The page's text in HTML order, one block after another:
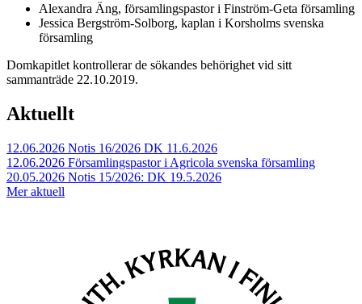
Alexandra Äng, församlingspastor i Finström-Geta församling
Jessica Bergström-Solborg, kaplan i Korsholms svenska
församling
Domkapitlet kontrollerar de sökandes behörighet vid sitt
sammanträde 22.10.2019.
Aktuellt
12.06.2026 Notis 16/2026 DK 11.6.2026
12.06.2026 Församlingspastor i Agricola svenska församling
20.05.2026 Notis 15/2026: DK 19.5.2026
Mer aktuell